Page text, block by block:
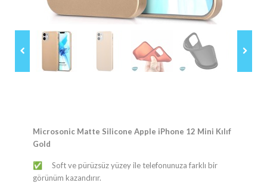
Microsonic Matte Silicone Apple iPhone 12 Mini Kılıf
Gold
✅ Soft ve pürüzsüz yüzey ile telefonunuza farklı bir
görünüm kazandırır.